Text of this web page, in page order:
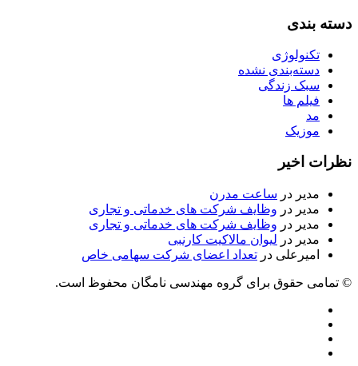
دسته بندی
تکنولوژی
دسته‌بندی نشده
سبک زندگی
فیلم ها
مد
موزیک
نظرات اخیر
مدیر در ساعت مدرن
مدیر در وظایف شرکت های خدماتی و تجاری
مدیر در وظایف شرکت های خدماتی و تجاری
مدیر در لیوان مالاکیت کارنبی
امیرعلی در تعداد اعضای شرکت سهامی خاص
© تمامی حقوق برای گروه مهندسی نامگان محفوظ است.